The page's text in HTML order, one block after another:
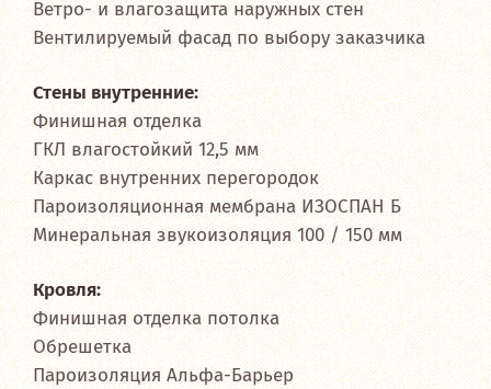
Ветро- и влагозащита наружных стен
Вентилируемый фасад по выбору заказчика
Стены внутренние:
Финишная отделка
ГКЛ влагостойкий 12,5 мм
Каркас внутренних перегородок
Пароизоляционная мембрана ИЗОСПАН Б
Минеральная звукоизоляция 100 / 150 мм
Кровля:
Финишная отделка потолка
Обрешетка
Пароизоляция Альфа-Барьер